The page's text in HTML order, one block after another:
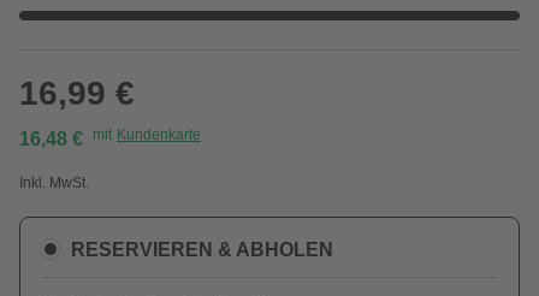
16,99 €
16,48 € mit Kundenkarte
Inkl. MwSt.
RESERVIEREN & ABHOLEN